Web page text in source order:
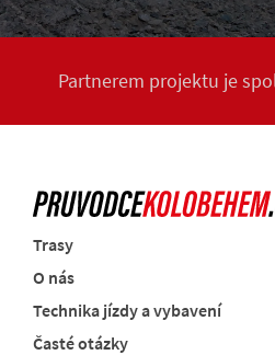
Partnerem projektu je
Trasy
O nás
Technika jízdy a vybavení
Časté otázky